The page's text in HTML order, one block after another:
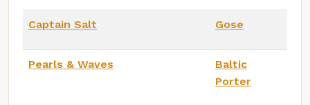
Captain Salt Gose
Pearls & Waves
Baltic
Porter